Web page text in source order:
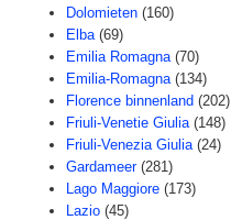
Dolomieten (160)
Elba (69)
Emilia Romagna (70)
Emilia-Romagna (134)
Florence binnenland (202)
Friuli-Venetie Giulia (148)
Friuli-Venezia Giulia (24)
Gardameer (281)
Lago Maggiore (173)
Lazio (45)